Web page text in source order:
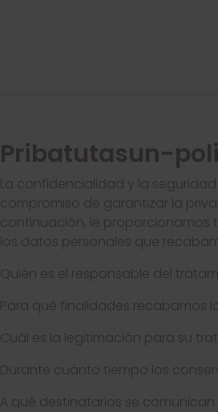
Pribatutasun-
La confidencialidad y la seguridad
compromiso de garantizar la
continuación, le proporcionamos
los datos personales que
Quién es el responsable del
Para qué finalidades recabamos
Cuál es la legitimación para su
Durante cuánto tiempo los
A qué destinatarios se comunican